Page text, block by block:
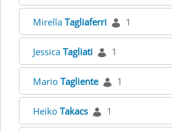
Mirella Tagliaferri 1
Jessica Tagliati 1
Mario Tagliente 1
Heiko Takacs 1